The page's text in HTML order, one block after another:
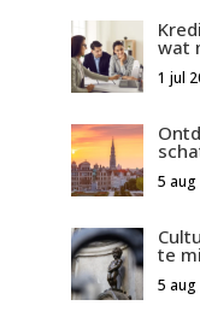
wat
1 jul
5 aug
te
5 aug